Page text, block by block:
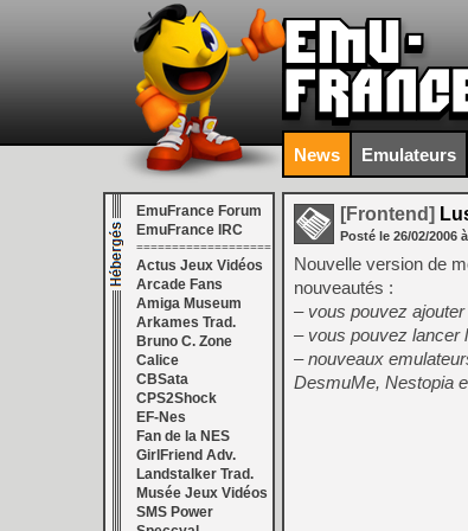
News Emulateurs
EmuFrance Forum
EmuFrance IRC
===================
Actus Jeux Vidéos
Arcade Fans
Amiga Museum
Arkames Trad.
Bruno C. Zone
Calice
CBSata
CPS2Shock
EF-Nes
Fan de la NES
GirlFriend Adv.
Landstalker Trad.
Musée Jeux Vidéos
SMS Power
[Frontend]
Posté le 26/02/2006 à
Nouvelle version de
nouveautés :
– vous pouvez
– vous pouvez lancer
– nouveaux
DesmuMe, Nestopia